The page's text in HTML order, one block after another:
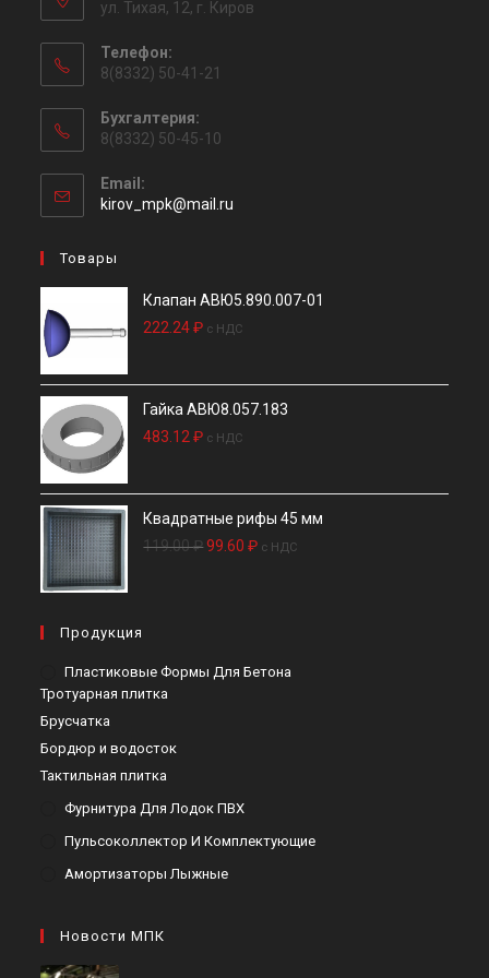
ул. Тихая, 12, г. Киров
Телефон:
8(8332) 50-41-21
Бухгалтерия:
8(8332) 50-45-10
Email:
kirov_mpk@mail.ru
Товары
Клапан АВЮ5.890.007-01
222.24₽ c НДС
Гайка АВЮ8.057.183
483.12₽ c НДС
Квадратные рифы 45 мм
119.00₽Первоначальная
99.60₽Текущая
c НДС
Продукция
Пластиковые Формы Для Бетона
Тротуарная плитка
Брусчатка
Бордюр и водосток
Тактильная плитка
Фурнитура Для Лодок ПВХ
Пульсоколлектор И Комплектующие
Амортизаторы Лыжные
Новости МПК